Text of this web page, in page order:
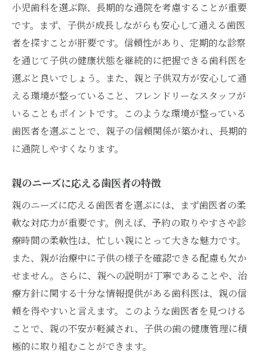
小児歯科を選ぶ際、長期的な通院を考慮することが重要
です。まず、子供が成長しながらも安心して通える歯医
者を探すことが肝要です。信頼性があり、定期的な診察
を通じて子供の健康状態を継続的に把握できる歯科医を
選ぶと良いでしょう。また、親と子供双方が安心して通
える環境が整っていること、フレンドリーなスタッフが
いることもポイントです。このような環境が整っている
歯医者を選ぶことで、親子の信頼関係が築かれ、長期的
に通院しやすくなります。
親のニーズに応える歯医者の特徴
親のニーズに応える歯医者を選ぶには、まず歯医者の柔
軟な対応力が重要です。例えば、予約の取りやすさや診
療時間の柔軟性は、忙しい親にとって大きな魅力です。
また、親が治療中に子供の様子を確認できる配慮も欠か
せません。さらに、親への説明が丁寧であることや、治
療方針に関する十分な情報提供がある歯科医は、親の信
頼を得やすいと言えます。このような歯医者を見つける
ことで、親の不安が軽減され、子供の歯の健康管理に積
極的に取り組むことができます。